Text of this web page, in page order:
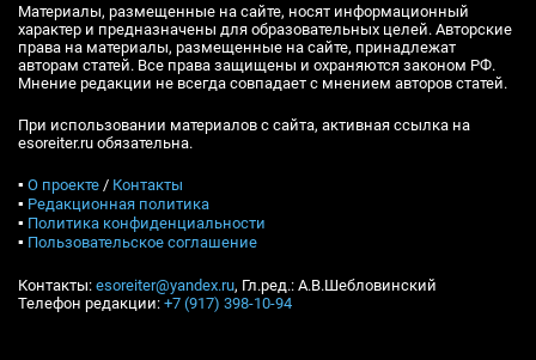
Материалы, размещенные на сайте, носят информационный
характер и предназначены для образовательных целей. Авторские
права на материалы, размещенные на сайте, принадлежат
авторам статей. Все права защищены и охраняются законом РФ.
Мнение редакции не всегда совпадает с мнением авторов статей.
При использовании материалов с сайта, активная ссылка на
esoreiter.ru обязательна.
▪ О проекте / Контакты
▪ Редакционная политика
▪ Политика конфиденциальности
▪ Пользовательское соглашение
Контакты: esoreiter@yandex.ru, Гл.ред.: А.В.Шебловинский
Телефон редакции: +7 (917) 398-10-94